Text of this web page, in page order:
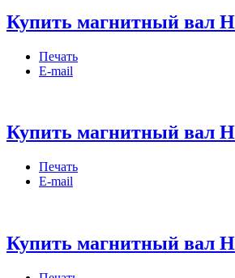
Купить магнитный вал
Печать
E-mail
Купить магнитный вал
Печать
E-mail
Купить магнитный вал